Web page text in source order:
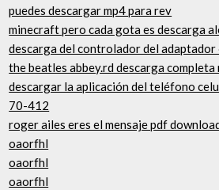
puedes descargar mp4 para rev
minecraft pero cada gota es descarga
descarga del controlador del adaptador
the beatles abbey.rd descarga completa
descargar la aplicación del teléfono
70-412
roger ailes eres el mensaje pdf
oaorfhl
oaorfhl
oaorfhl